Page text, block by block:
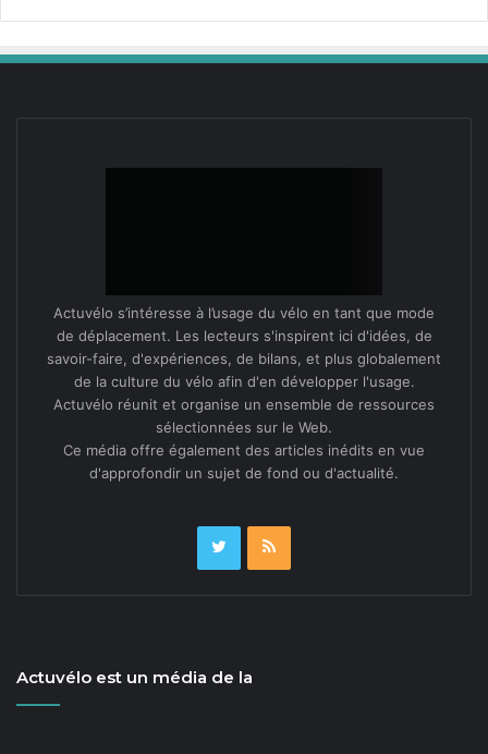
Actuvélo s’intéresse à l’usage du vélo en tant que mode
de déplacement. Les lecteurs s'inspirent ici d'idées, de
savoir-faire, d'expériences, de bilans, et plus globalement
de la culture du vélo afin d'en développer l'usage.
Actuvélo réunit et organise un ensemble de ressources
sélectionnées sur le Web.
Ce média offre également des articles inédits en vue
d'approfondir un sujet de fond ou d'actualité.
Actuvélo est un média de la